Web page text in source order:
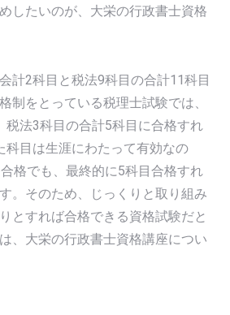
したいのが、大栄の行政書士資格
計2科目と税法9科目の合計11科目
制をとっている税理士試験では、
税法3科目の合計5科目に合格すれ
科目は生涯にわたって有効なの
格でも、最終的に5科目合格すれ
。そのため、じっくりと取り組み
とすれば合格できる資格試験だと
、大栄の行政書士資格講座につい